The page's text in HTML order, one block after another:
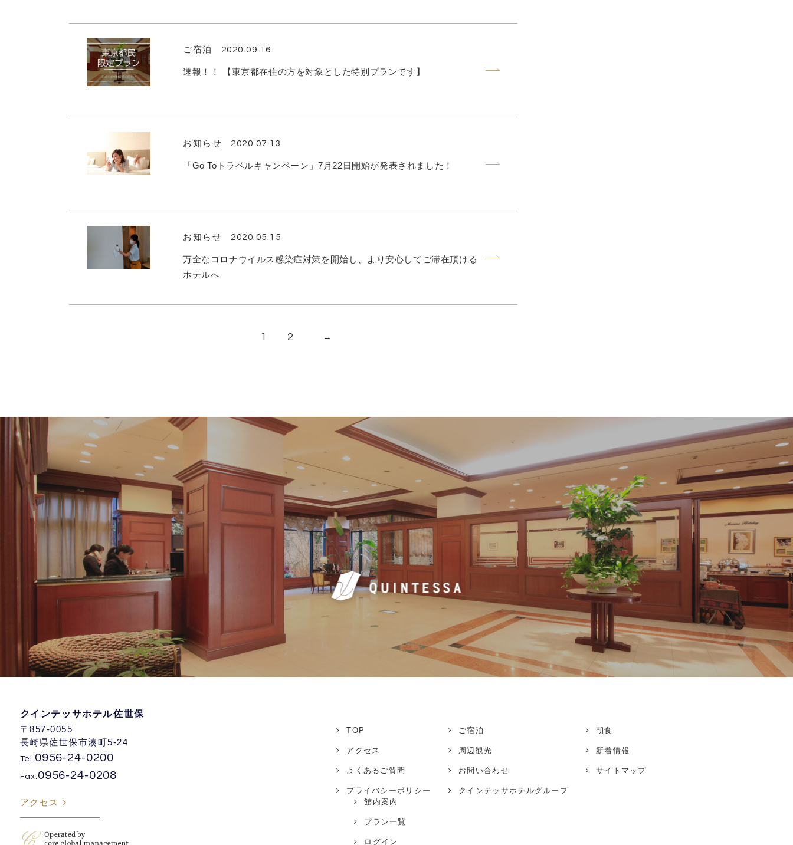
ご宿泊 2020.09.16
速報！！ 【東京都在住の方を対象とした特別プランです】
お知らせ 2020.07.13
「Go Toトラベルキャンペーン」7月22日開始が発表されました！
お知らせ 2020.05.15
万全なコロナウイルス感染症対策を開始し、より安心してご滞在頂ける
ホテルへ
1 2 →
クインテッサホテル佐世保
〒857-0055
長崎県佐世保市湊町5-24
Tel. 0956-24-0200
Fax. 0956-24-0208
アクセス
TOP
アクセス
よくあるご質問
プライバシーポリシー
ご宿泊
周辺観光
お問い合わせ
クインテッサホテルグループ
朝食
新着情報
サイトマップ
館内案内
プラン一覧
ログイン